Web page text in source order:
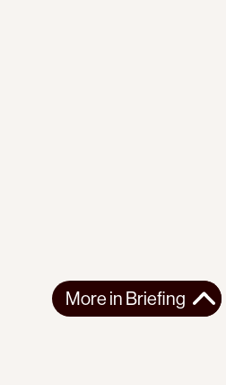
More in Briefing